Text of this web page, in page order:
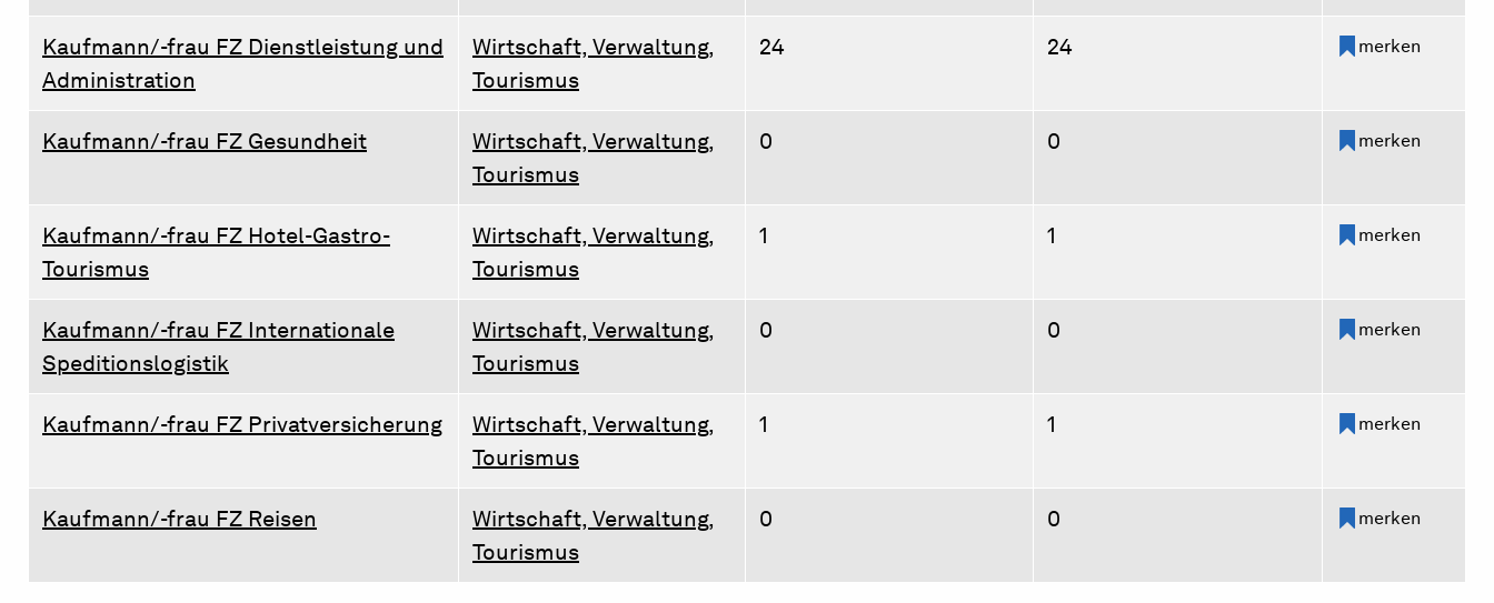
Kaufmann/-frau FZ Dienstleistung und
Administration
Wirtschaft, Verwaltung,
Tourismus
24 24 merken
Kaufmann/-frau FZ Gesundheit
Wirtschaft, Verwaltung,
Tourismus
0 0 merken
Kaufmann/-frau FZ Hotel-Gastro-
Tourismus
Wirtschaft, Verwaltung,
Tourismus
1 1 merken
Kaufmann/-frau FZ Internationale
Speditionslogistik
Wirtschaft, Verwaltung,
Tourismus
0 0 merken
Kaufmann/-frau FZ Privatversicherung
Wirtschaft, Verwaltung,
Tourismus
1 1 merken
Kaufmann/-frau FZ Reisen
Wirtschaft, Verwaltung,
Tourismus
0 0 merken